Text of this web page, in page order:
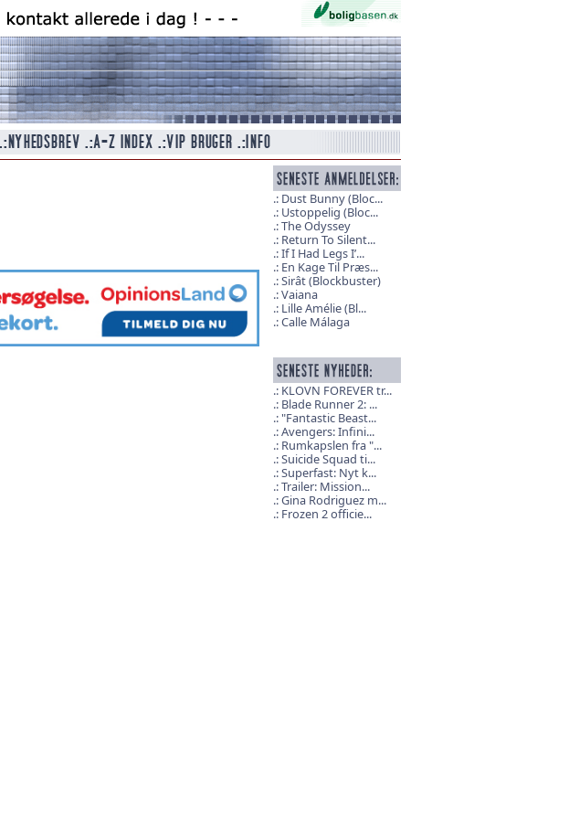
Dust Bunny (Bloc...
Ustoppelig (Bloc...
The Odyssey
Return To Silent...
If I Had Legs I’...
En Kage Til Præs...
Sirât (Blockbuster)
Vaiana
Lille Amélie (Bl...
Calle Málaga
KLOVN FOREVER tr...
Blade Runner 2: ...
"Fantastic Beast...
Avengers: Infini...
Rumkapslen fra "...
Suicide Squad ti...
Superfast: Nyt k...
Trailer: Mission...
Gina Rodriguez m...
Frozen 2 officie...